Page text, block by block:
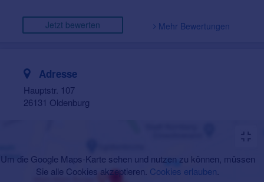
Jetzt bewerten Mehr Bewertungen
Adresse
Hauptstr. 107
26131 Oldenburg
Um die Google Maps-Karte sehen und nutzen zu können, müssen
Sie alle Cookies akzeptieren. Cookies erlauben